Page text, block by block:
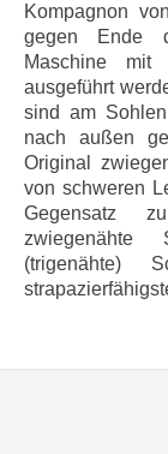
Kompagnon
gegen Ende
Maschine mit
ausgeführt
sind am
nach außen
Original
von schweren
Gegensatz
zwiegenähte
(trigenähte)